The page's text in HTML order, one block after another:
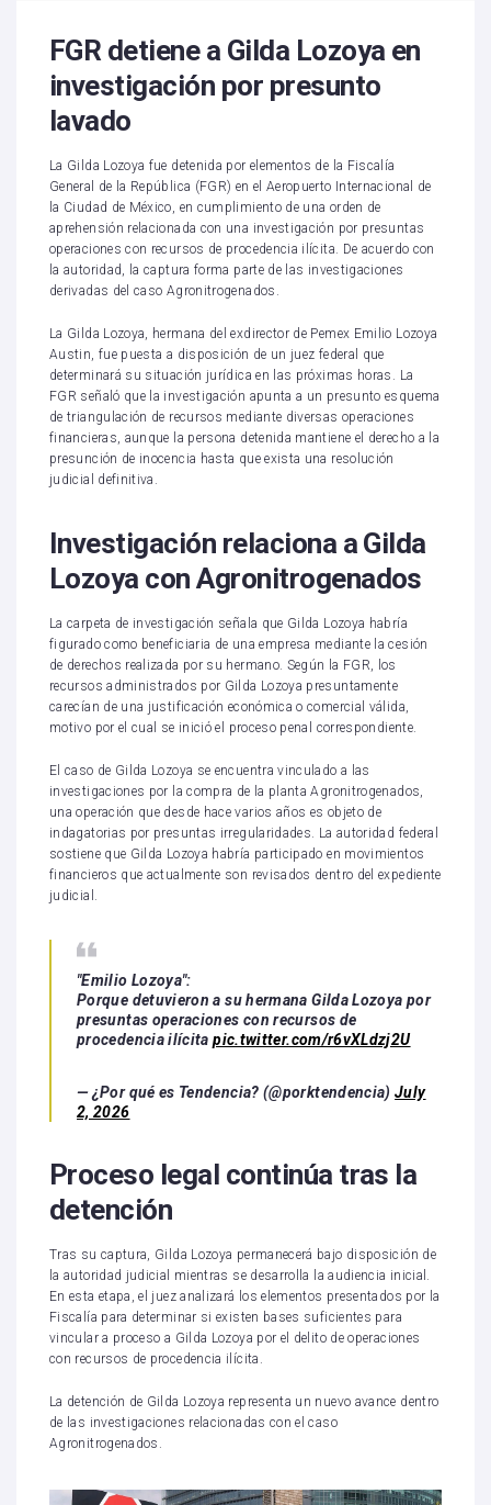
FGR detiene a Gilda Lozoya en
investigación por presunto
lavado
La Gilda Lozoya fue detenida por elementos de la Fiscalía
General de la República (FGR) en el Aeropuerto Internacional de
la Ciudad de México, en cumplimiento de una orden de
aprehensión relacionada con una investigación por presuntas
operaciones con recursos de procedencia ilícita. De acuerdo con
la autoridad, la captura forma parte de las investigaciones
derivadas del caso Agronitrogenados.
La Gilda Lozoya, hermana del exdirector de Pemex Emilio Lozoya
Austin, fue puesta a disposición de un juez federal que
determinará su situación jurídica en las próximas horas. La
FGR señaló que la investigación apunta a un presunto esquema
de triangulación de recursos mediante diversas operaciones
financieras, aunque la persona detenida mantiene el derecho a la
presunción de inocencia hasta que exista una resolución
judicial definitiva.
Investigación relaciona a Gilda
Lozoya con Agronitrogenados
La carpeta de investigación señala que Gilda Lozoya habría
figurado como beneficiaria de una empresa mediante la cesión
de derechos realizada por su hermano. Según la FGR, los
recursos administrados por Gilda Lozoya presuntamente
carecían de una justificación económica o comercial válida,
motivo por el cual se inició el proceso penal correspondiente.
El caso de Gilda Lozoya se encuentra vinculado a las
investigaciones por la compra de la planta Agronitrogenados,
una operación que desde hace varios años es objeto de
indagatorias por presuntas irregularidades. La autoridad federal
sostiene que Gilda Lozoya habría participado en movimientos
financieros que actualmente son revisados dentro del expediente
judicial.
"Emilio Lozoya":
Porque detuvieron a su hermana Gilda Lozoya por
presuntas operaciones con recursos de
procedencia ilícitapic.twitter.com/r6vXLdzj2U
— ¿Por qué es Tendencia? (@porktendencia)July
2, 2026
Proceso legal continúa tras la
detención
Tras su captura, Gilda Lozoya permanecerá bajo disposición de
la autoridad judicial mientras se desarrolla la audiencia inicial.
En esta etapa, el juez analizará los elementos presentados por la
Fiscalía para determinar si existen bases suficientes para
vincular a proceso a Gilda Lozoya por el delito de operaciones
con recursos de procedencia ilícita.
La detención de Gilda Lozoya representa un nuevo avance dentro
de las investigaciones relacionadas con el caso
Agronitrogenados.